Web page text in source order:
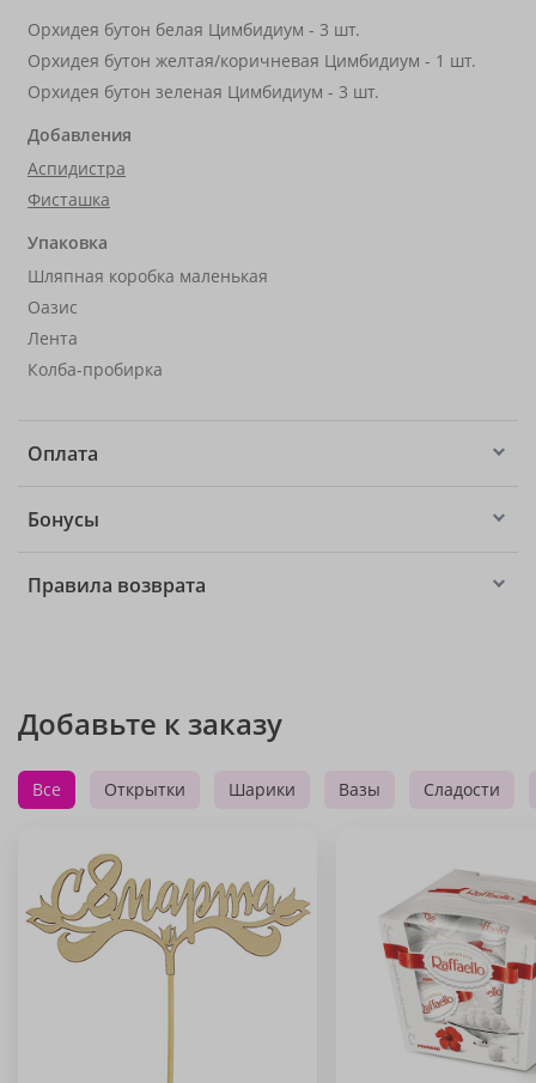
Орхидея бутон белая Цимбидиум - 3 шт.
Орхидея бутон желтая/коричневая Цимбидиум - 1 шт.
Орхидея бутон зеленая Цимбидиум - 3 шт.
Добавления
Аспидистра
Фисташка
Упаковка
Шляпная коробка маленькая
Оазис
Лента
Колба-пробирка
Оплата
Бонусы
Правила возврата
Добавьте к заказу
Все Открытки Шарики Вазы Сладости